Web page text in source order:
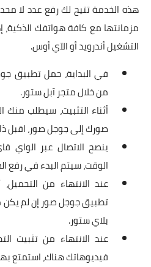
هذه الخدمة تتيح لك رفع عدد لا
مزمانتها مع كافة هواتفك
التشغيل أندرويد أو الآي أوس.
في البداية، حمل تطبيق
من خلالمتجر آبل ستور.
أثناء التثبيت، سيطلب
صورك إلى جوجل صور، اقبل
ينصح الاتصال عبر الواي
الوقت، سيتم البدء في رفع
عند الانتهاء من
تطبيق جوجل صور إن لم يكن
بلاي ستور.
عند الانتهاء من تثبيت
فيديوهاتك هناك، استمتع